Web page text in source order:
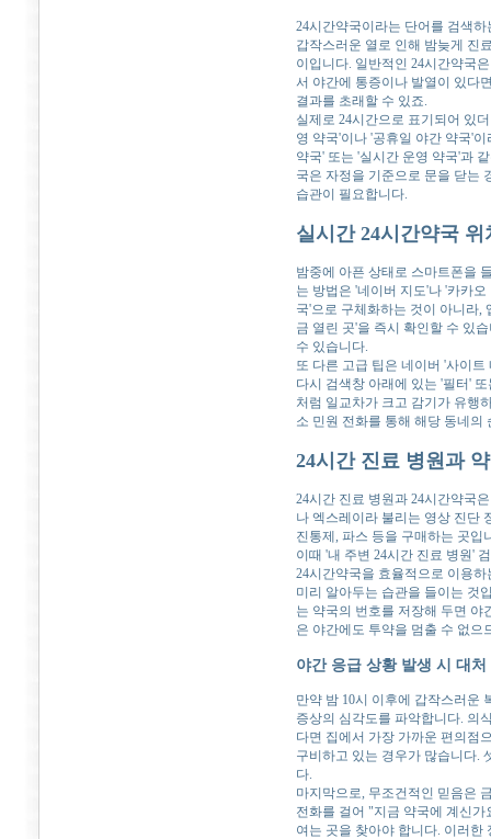
24시간약국이라는 단어를 검색
갑작스러운 열로 인해 밤늦게 진
이입니다. 일반적인 24시간약국
서 야간에 통증이나 발열이 있다
결과를 초래할 수 있죠.
실제로 24시간으로 표기되어 있
영 약국'이나 '공휴일 야간 약국'
약국' 또는 '실시간 운영 약국'과
국은 자정을 기준으로 문을 닫는
습관이 필요합니다.
실시간 24시간약국
밤중에 아픈 상태로 스마트폰을
는 방법은 '네이버 지도'나 '카카
국'으로 구체화하는 것이 아니라,
금 열린 곳'을 즉시 확인할 수 있
수 있습니다.
또 다른 고급 팁은 네이버 '사이
다시 검색창 아래에 있는 '필터'
처럼 일교차가 크고 감기가 유행
소 민원 전화를 통해 해당 동네의
24시간 진료 병원과
24시간 진료 병원과 24시간약국
나 엑스레이라 불리는 영상 진단
진통제, 파스 등을 구매하는 곳입
이때 '내 주변 24시간 진료 병원'
24시간약국을 효율적으로 이용
미리 알아두는 습관을 들이는 것
는 약국의 번호를 저장해 두면 야
은 야간에도 투약을 멈출 수 없으
야간 응급 상황 발생 시 대처
만약 밤 10시 이후에 갑작스러운
증상의 심각도를 파악합니다. 의
다면 집에서 가장 가까운 편의점
구비하고 있는 경우가 많습니다.
다.
마지막으로, 무조건적인 믿음은
전화를 걸어 "지금 약국에 계신
여는 곳을 찾아야 합니다. 이러한